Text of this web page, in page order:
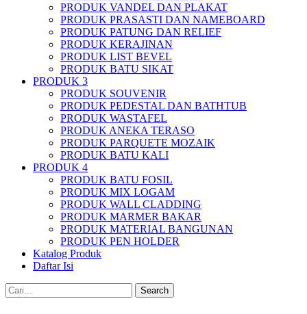
PRODUK VANDEL DAN PLAKAT
PRODUK PRASASTI DAN NAMEBOARD
PRODUK PATUNG DAN RELIEF
PRODUK KERAJINAN
PRODUK LIST BEVEL
PRODUK BATU SIKAT
PRODUK 3
PRODUK SOUVENIR
PRODUK PEDESTAL DAN BATHTUB
PRODUK WASTAFEL
PRODUK ANEKA TERASO
PRODUK PARQUETE MOZAIK
PRODUK BATU KALI
PRODUK 4
PRODUK BATU FOSIL
PRODUK MIX LOGAM
PRODUK WALL CLADDING
PRODUK MARMER BAKAR
PRODUK MATERIAL BANGUNAN
PRODUK PEN HOLDER
Katalog Produk
Daftar Isi
Search